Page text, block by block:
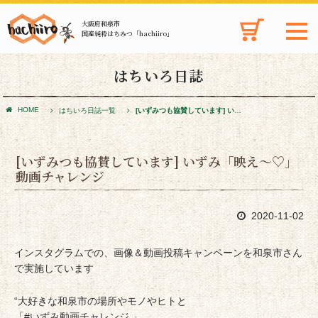
大阪府和泉市
国産純粋はちみつ「hachiiro」
はちいろ日誌
HOME はちいろ日誌一覧 [いずみつも協賛しています] いずみ「映え～♡」動画チャレンジ
[いずみつも協賛しています] いずみ「映え～♡」
動画チャレンジ
2020-11-02
インスタグラムでの、画像＆動画投稿キャンペーンを和泉市さん
で実施しています
“大好きな和泉市の場所やモノやヒトと